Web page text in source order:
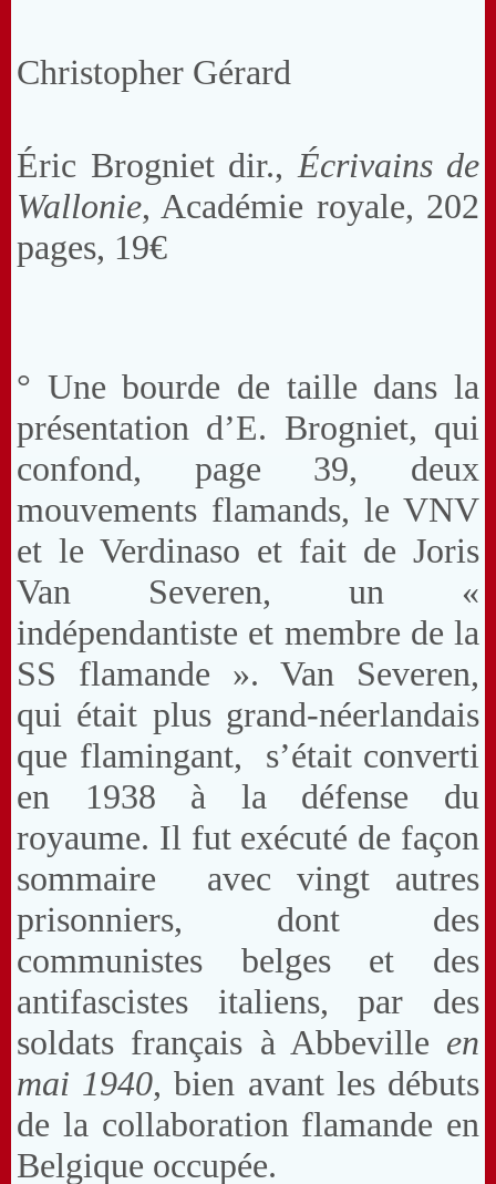
Christopher Gérard
Éric Brogniet dir., Écrivains de
Wallonie, Académie royale, 202
pages, 19€
° Une bourde de taille dans la
présentation d’E. Brogniet, qui
confond, page 39, deux
mouvements flamands, le VNV
et le Verdinaso et fait de Joris
Van Severen, un «
indépendantiste et membre de la
SS flamande ». Van Severen,
qui était plus grand-néerlandais
que flamingant, s’était converti
en 1938 à la défense du
royaume. Il fut exécuté de façon
sommaire avec vingt autres
prisonniers, dont des
communistes belges et des
antifascistes italiens, par des
soldats français à Abbeville en
mai 1940, bien avant les débuts
de la collaboration flamande en
Belgique occupée.